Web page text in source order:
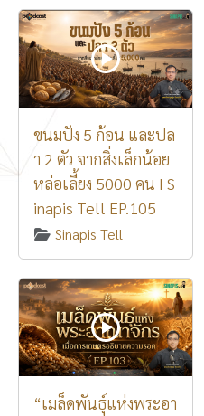
ขนมปัง 5 ก้อน และปล
า 2 ตัว จากสิ่งเล็กน้อย
หล่อเลี้ยง 5000 คน I S
inapis Tell EP.105
Sinapis Tell
“เมล็ดพันธุ์แห่งพระอา